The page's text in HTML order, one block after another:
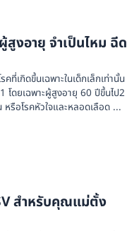
งอายุ จำเป็นไหม ฉีด
ที่เกิดขึ้นเฉพาะในเด็กเล็กเท่านั้น
โดยเฉพาะผู้สูงอายุ 60 ปีขึ้นไป2
หรือโรคหัวใจและหลอดเลือด ...
สำหรับคุณแม่ตั้ง